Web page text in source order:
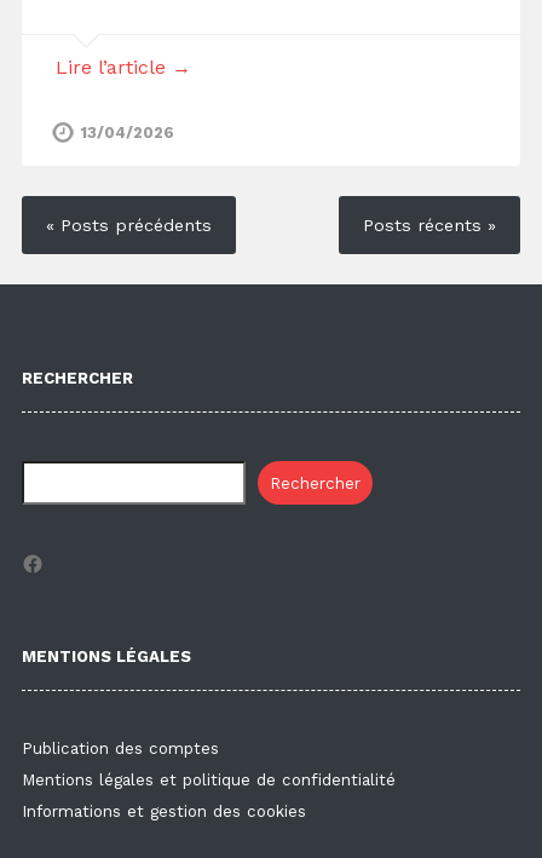
Lire l’article →
13/04/2026
« Posts précédents Posts récents »
RECHERCHER
Rechercher
Facebook
MENTIONS LÉGALES
Publication des comptes
Mentions légales et politique de confidentialité
Informations et gestion des cookies